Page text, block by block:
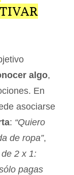
algo,
En
asociarse
: “Quiero
de ropa”,
2 x 1:
pagas